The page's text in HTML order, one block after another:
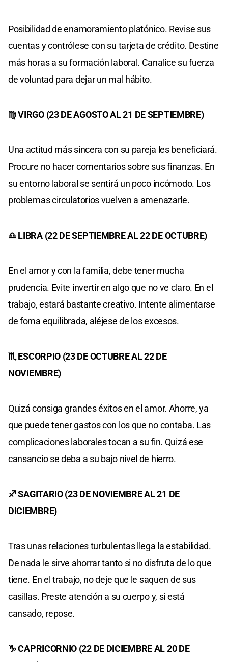
Posibilidad de enamoramiento platónico. Revise sus
cuentas y contrólese con su tarjeta de crédito. Destine
más horas a su formación laboral. Canalice su fuerza
de voluntad para dejar un mal hábito.
♍ VIRGO (23 DE AGOSTO AL 21 DE SEPTIEMBRE)
Una actitud más sincera con su pareja les beneficiará.
Procure no hacer comentarios sobre sus finanzas. En
su entorno laboral se sentirá un poco incómodo. Los
problemas circulatorios vuelven a amenazarle.
♎ LIBRA (22 DE SEPTIEMBRE AL 22 DE OCTUBRE)
En el amor y con la familia, debe tener mucha
prudencia. Evite invertir en algo que no ve claro. En el
trabajo, estará bastante creativo. Intente alimentarse
de foma equilibrada, aléjese de los excesos.
♏ ESCORPIO (23 DE OCTUBRE AL 22 DE
NOVIEMBRE)
Quizá consiga grandes éxitos en el amor. Ahorre, ya
que puede tener gastos con los que no contaba. Las
complicaciones laborales tocan a su fin. Quizá ese
cansancio se deba a su bajo nivel de hierro.
♐ SAGITARIO (23 DE NOVIEMBRE AL 21 DE
DICIEMBRE)
Tras unas relaciones turbulentas llega la estabilidad.
De nada le sirve ahorrar tanto si no disfruta de lo que
tiene. En el trabajo, no deje que le saquen de sus
casillas. Preste atención a su cuerpo y, si está
cansado, repose.
♑ CAPRICORNIO (22 DE DICIEMBRE AL 20 DE